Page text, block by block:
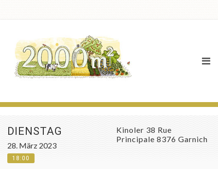
DIENSTAG
28. März 2023
18:00
Kinoler 38 Rue
Principale 8376 Garnich